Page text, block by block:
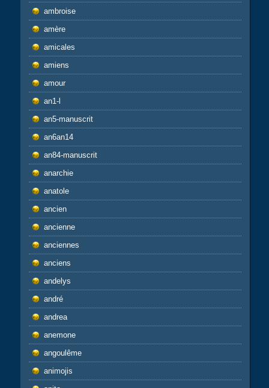
ambroise
amère
amicales
amiens
amour
an1-l
an5-manuscrit
an6an14
an84-manuscrit
anarchie
anatole
ancien
ancienne
anciennes
anciens
andelys
andré
andrea
anemone
angoulême
animojis